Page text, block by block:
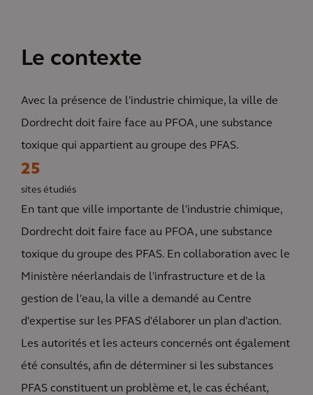
Le contexte
Avec la présence de l'industrie chimique, la ville de
Dordrecht doit faire face au PFOA, une substance
toxique qui appartient au groupe des PFAS.
25
sites étudiés
En tant que ville importante de l'industrie chimique,
Dordrecht doit faire face au PFOA, une substance
toxique du groupe des PFAS. En collaboration avec le
Ministère néerlandais de l'infrastructure et de la
gestion de l'eau, la ville a demandé au Centre
d'expertise sur les PFAS d'élaborer un plan d'action.
Les autorités et les acteurs concernés ont également
été consultés, afin de déterminer si les substances
PFAS constituent un problème et, le cas échéant,